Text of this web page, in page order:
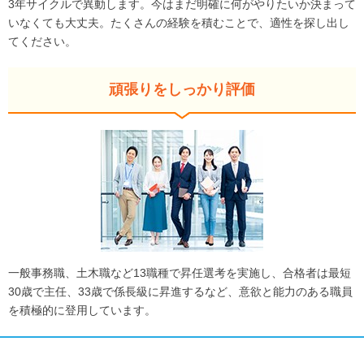
3年サイクルで異動します。今はまだ明確に何がやりたいか決まって
いなくても大丈夫。たくさんの経験を積むことで、適性を探し出し
てください。
頑張りをしっかり評価
一般事務職、土木職など13職種で昇任選考を実施し、合格者は最短
30歳で主任、33歳で係長級に昇進するなど、意欲と能力のある職員
を積極的に登用しています。